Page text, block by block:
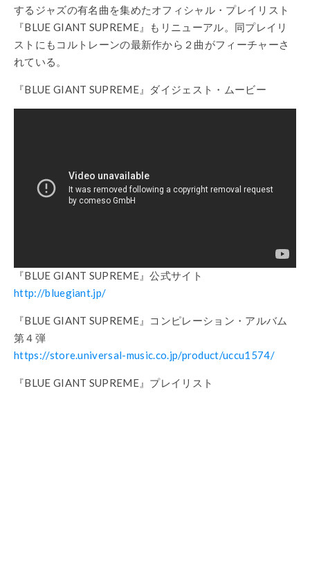
するジャズの有名曲を集めたオフィシャル・プレイリスト
『BLUE GIANT SUPREME』もリニューアル。同プレイリ
ストにもコルトレーンの最新作から２曲がフィーチャーさ
れている。
『BLUE GIANT SUPREME』ダイジェスト・ムービー
『BLUE GIANT SUPREME』公式サイト
http://bluegiant.jp/
『BLUE GIANT SUPREME』コンピレーション・アルバム
第４弾
https://store.universal-music.co.jp/product/uccu1574/
『BLUE GIANT SUPREME』プレイリスト